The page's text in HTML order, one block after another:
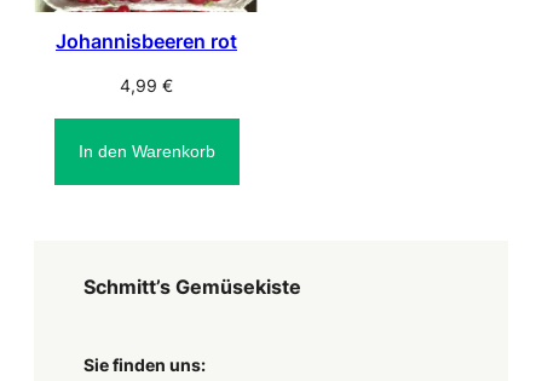
Johannisbeeren rot
4,99 €
In den Warenkorb
Schmitt’s Gemüsekiste
Sie finden uns: